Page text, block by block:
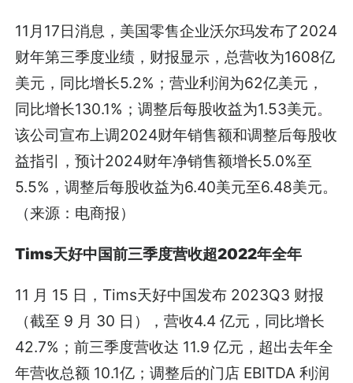
11月17日消息，美国零售企业沃尔玛发布了2024
财年第三季度业绩，财报显示，总营收为1608亿
美元，同比增长5.2%；营业利润为62亿美元，
同比增长130.1%；调整后每股收益为1.53美元。
该公司宣布上调2024财年销售额和调整后每股收
益指引，预计2024财年净销售额增长5.0%至
5.5%，调整后每股收益为6.40美元至6.48美元。
（来源：电商报）
Tims天好中国前三季度营收超2022年全年
11 月 15 日，Tims天好中国发布 2023Q3 财报
（截至 9 月 30 日），营收4.4 亿元，同比增长
42.7%；前三季度营收达 11.9 亿元，超出去年全
年营收总额 10.1亿；调整后的门店 EBITDA 利润